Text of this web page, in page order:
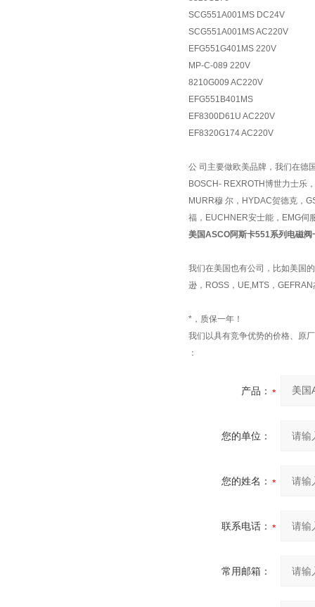
SCG551A001MS DC24V
SCG551A001MS AC220V
EFG551G401MS 220V
MP-C-089 220V
8210G009 AC220V
EFG551B401MS
EF8300D61U AC220V
EF8320G174 AC220V
公 司主要做欧美品牌，我们在德
BOSCH- REXROTH博世力士乐
MURR穆 尔，HYDAC贺德克，
福，EUCHNER安士能，EMG伺
美国ASCO阿斯卡551系列电磁阀
我们在美国也有公司，比如美国
逊，ROSS，UE,MTS，
*，质保一年！
我们以具有竞争优势的价格、原
：
产品：
您的单位：
您的姓名：
联系电话：
常用邮箱：